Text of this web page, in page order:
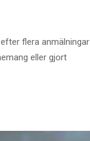
flera anmälningar
eller gjort